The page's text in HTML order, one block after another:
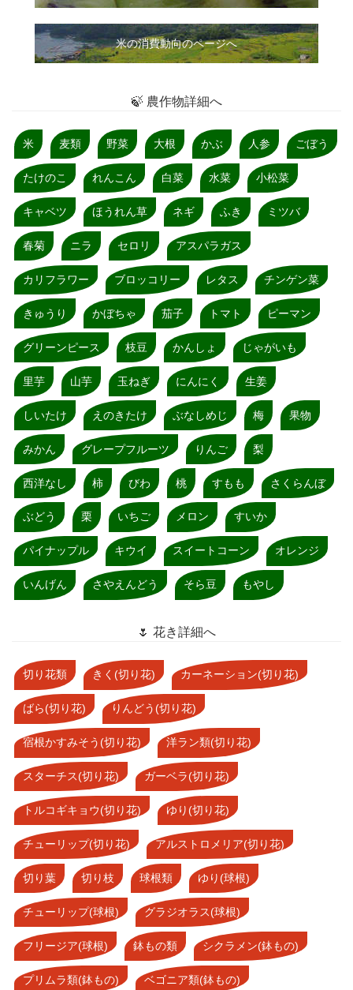
米の消費動向のページへ
🍃 農作物詳細へ
米 麦類 野菜 大根 かぶ 人参 ごぼう
たけのこ れんこん 白菜 水菜 小松菜
キャベツ ほうれん草 ネギ ふき ミツバ
春菊 ニラ セロリ アスパラガス
カリフラワー ブロッコリー レタス チンゲン菜
きゅうり かぼちゃ 茄子 トマト ピーマン
グリーンピース 枝豆 かんしょ じゃがいも
里芋 山芋 玉ねぎ にんにく 生姜
しいたけ えのきたけ ぶなしめじ 梅 果物
みかん グレープフルーツ りんご 梨
西洋なし 柿 びわ 桃 すもも さくらんぼ
ぶどう 栗 いちご メロン すいか
パイナップル キウイ スイートコーン オレンジ
いんげん さやえんどう そら豆 もやし
🌷 花き詳細へ
切り花類 きく(切り花) カーネーション(切り花)
ばら(切り花) りんどう(切り花)
宿根かすみそう(切り花) 洋ラン類(切り花)
スターチス(切り花) ガーベラ(切り花)
トルコギキョウ(切り花) ゆり(切り花)
チューリップ(切り花) アルストロメリア(切り花)
切り葉 切り枝 球根類 ゆり(球根)
チューリップ(球根) グラジオラス(球根)
フリージア(球根) 鉢もの類 シクラメン(鉢もの)
プリムラ類(鉢もの) ベゴニア類(鉢もの)